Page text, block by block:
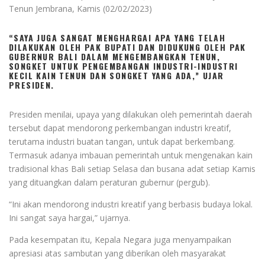
Tenun Jembrana, Kamis (02/02/2023)
“SAYA JUGA SANGAT MENGHARGAI APA YANG TELAH
DILAKUKAN OLEH PAK BUPATI DAN DIDUKUNG OLEH PAK
GUBERNUR BALI DALAM MENGEMBANGKAN TENUN,
SONGKET UNTUK PENGEMBANGAN INDUSTRI-INDUSTRI
KECIL KAIN TENUN DAN SONGKET YANG ADA,” UJAR
PRESIDEN.
Presiden menilai, upaya yang dilakukan oleh pemerintah daerah
tersebut dapat mendorong perkembangan industri kreatif,
terutama industri buatan tangan, untuk dapat berkembang.
Termasuk adanya imbauan pemerintah untuk mengenakan kain
tradisional khas Bali setiap Selasa dan busana adat setiap Kamis
yang dituangkan dalam peraturan gubernur (pergub).
“Ini akan mendorong industri kreatif yang berbasis budaya lokal.
Ini sangat saya hargai,” ujarnya.
Pada kesempatan itu, Kepala Negara juga menyampaikan
apresiasi atas sambutan yang diberikan oleh masyarakat